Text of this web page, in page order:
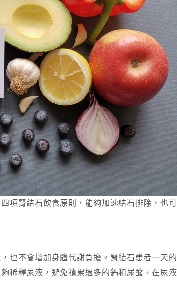
項腎結石飲食原則，能夠加速結石排除，也可
也不會增加身體代謝負擔。腎結石患者一天的
稀釋尿液，避免積累過多的鈣和尿酸。在尿液